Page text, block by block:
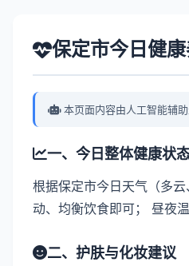
保定市今日健
本页面内容由人工智能辅
一、今日整体健康状
根据保定市今日天气（多
动、均衡饮食即可； 昼夜
二、护肤与化妆建议